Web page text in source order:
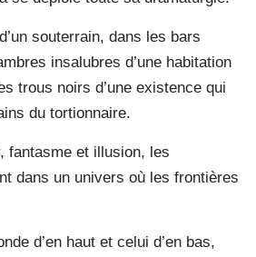
souterrain, dans les bars
insalubres d’une habitation
trous noirs d’une existence qui
du tortionnaire.
fantasme et illusion, les
dans un univers où les frontières
d’en haut et celui d’en bas,